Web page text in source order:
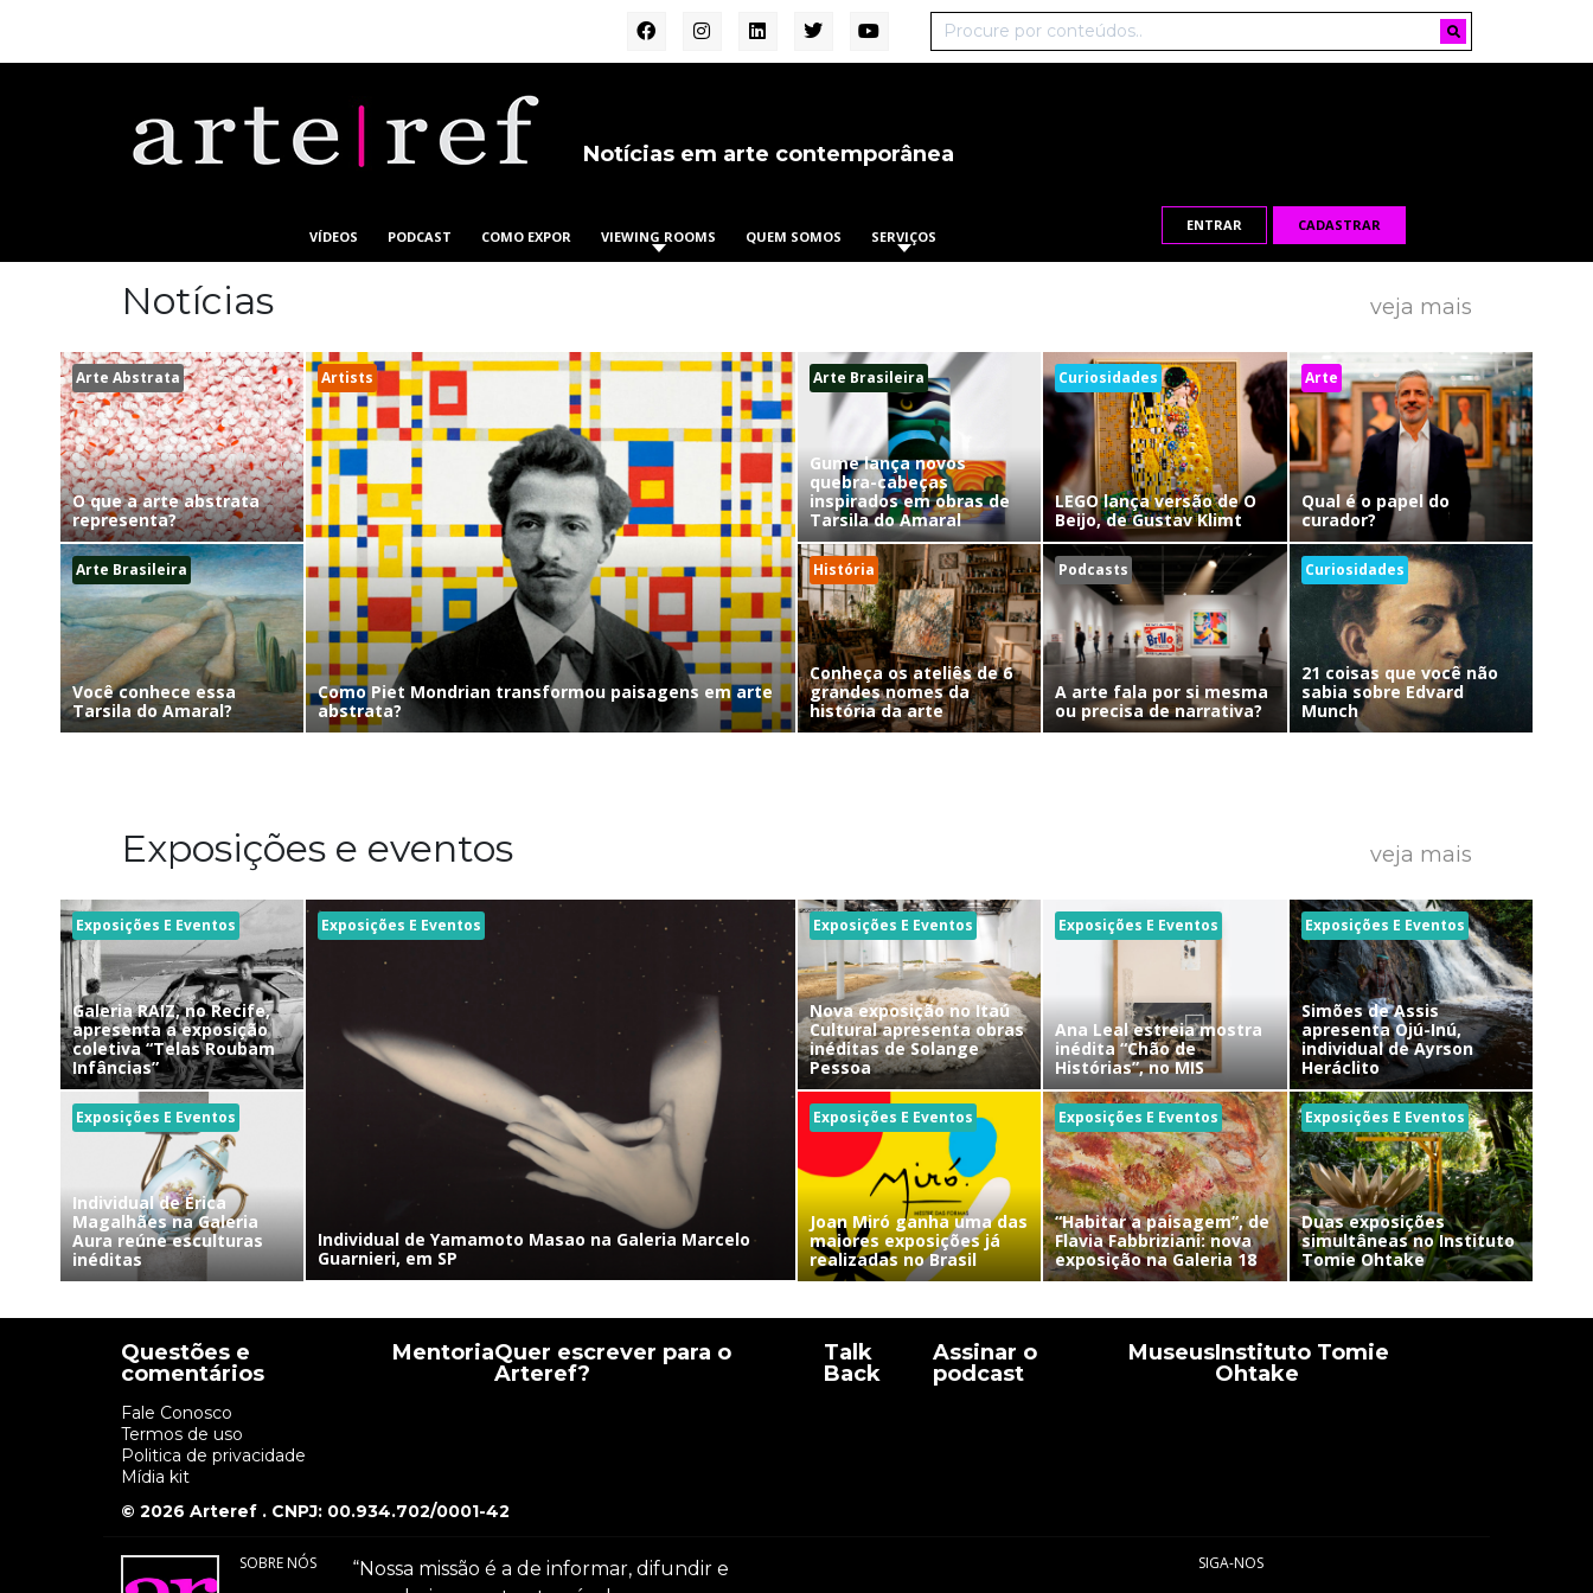
Notícias em arte contemporânea
VÍDEOS PODCAST COMO EXPOR VIEWING ROOMS QUEM SOMOS SERVIÇOS
ENTRAR CADASTRAR
Notícias veja mais
Arte Abstrata
O que a arte abstrata
representa?
Arte Brasileira
Você conhece essa
Tarsila do Amaral?
Artists
Como Piet Mondrian transformou paisagens em arte
abstrata?
Arte Brasileira
Gume lança novos
quebra-cabeças
inspirados em obras de
Tarsila do Amaral
Curiosidades
LEGO lança versão de O
Beijo, de Gustav Klimt
Arte
Qual é o papel do
curador?
História
Conheça os ateliês de 6
grandes nomes da
história da arte
Podcasts
A arte fala por si mesma
ou precisa de narrativa?
Curiosidades
21 coisas que você não
sabia sobre Edvard
Munch
Exposições e eventos veja mais
Exposições E Eventos
Galeria RAIZ, no Recife,
apresenta a exposição
coletiva “Telas Roubam
Infâncias”
Exposições E Eventos
Individual de Érica
Magalhães na Galeria
Aura reúne esculturas
inéditas
Exposições E Eventos
Individual de Yamamoto Masao na Galeria Marcelo
Guarnieri, em SP
Exposições E Eventos
Nova exposição no Itaú
Cultural apresenta obras
inéditas de Solange
Pessoa
Exposições E Eventos
Ana Leal estreia mostra
inédita “Chão de
Histórias”, no MIS
Exposições E Eventos
Simões de Assis
apresenta Ojú-Inú,
individual de Ayrson
Heráclito
Exposições E Eventos
Joan Miró ganha uma das
maiores exposições já
realizadas no Brasil
Exposições E Eventos
“Habitar a paisagem”, de
Flavia Fabbriziani: nova
exposição na Galeria 18
Exposições E Eventos
Duas exposições
simultâneas no Instituto
Tomie Ohtake
Questões e
comentários
Fale Conosco
Termos de uso
Politica de privacidade
Mídia kit
MentoriaQuer escrever para o
Arteref?
Talk
Back
Assinar o
podcast
MuseusInstituto Tomie
Ohtake
© 2026 Arteref . CNPJ: 00.934.702/0001-42
SOBRE NÓS
“Nossa missão é a de informar, difundir e
SIGA-NOS